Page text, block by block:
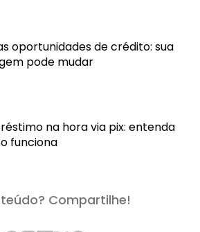
oportunidades de crédito: sua
pode mudar
na hora via pix: entenda
funciona
Compartilhe!